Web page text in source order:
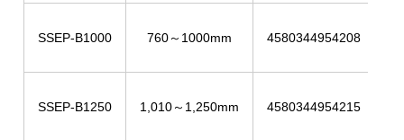
SSEP-B1000 760～1000mm 4580344954208
SSEP-B1250 1,010～1,250mm 4580344954215